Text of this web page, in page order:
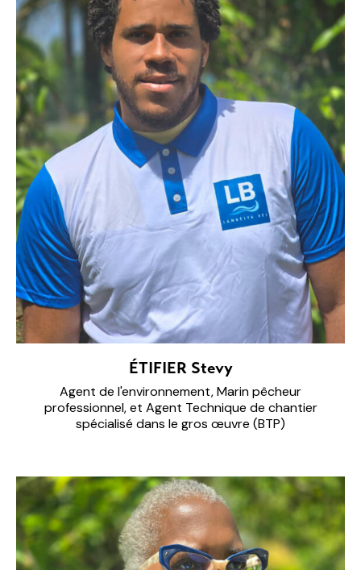
ÉTIFIER Stevy
Agent de l'environnement, Marin pêcheur
professionnel, et Agent Technique de chantier
spécialisé dans le gros œuvre (BTP)